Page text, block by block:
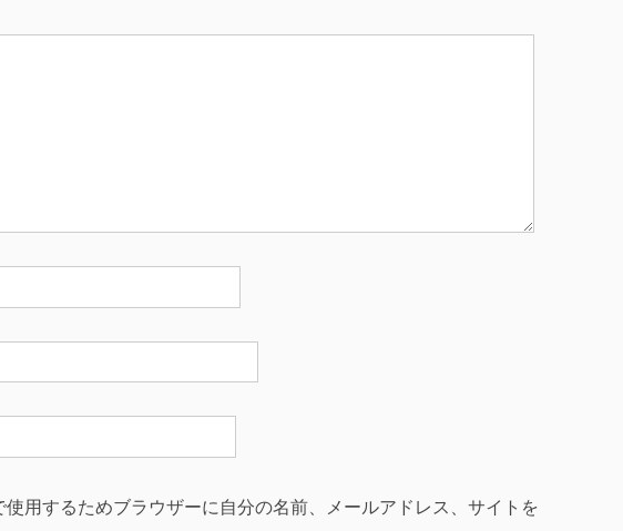
使用するためブラウザーに自分の名前、メールアドレス、サイトを